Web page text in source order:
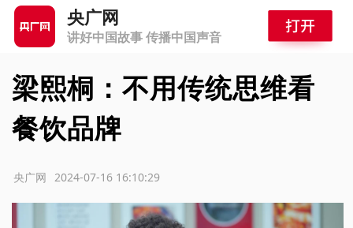
央广网
讲好中国故事 传播中国声音
梁熙桐：不用传统思维看
餐饮品牌
2024-07-16 16:10:29
央广网